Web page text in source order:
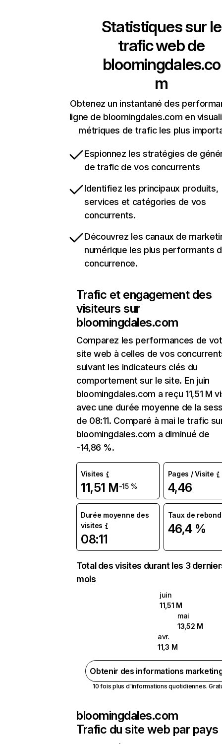
Statistiques sur le
trafic web de
bloomingdales.co
m
Obtenez un instantané des
ligne de bloomingdales.com en
métriques de trafic les plus
Espionnez les stratégies de
de trafic de vos concurrents
Identifiez les principaux produits,
services et catégories de vos
concurrents.
Découvrez les canaux de
numérique les plus performants
concurrence.
Trafic et engagement des
visiteurs sur
bloomingdales.com
Comparez les performances de
site web à celles de vos
suivant les indicateurs clés du
comportement sur le site. En juin
bloomingdales.com a reçu 11,51 M
avec une durée moyenne de la
de 08:11. Comparé à mai le trafic
bloomingdales.com a diminué de
-14,86 %.
Visites
11,51 M-15 %
Pages / Visite
4,46
Durée moyenne des
visites
08:11
Taux de rebond
46,4 %
Total des visites durant les 3
mois
juin
11,51 M
mai
13,52 M
avr.
11,3 M
Obtenir des informations
10 fois plus d'informations quotidiennes.
bloomingdales.com
Trafic du site web par pays